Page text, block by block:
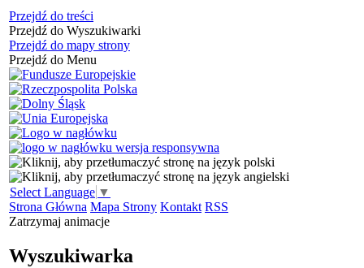
Przejdź do treści
Przejdź do Wyszukiwarki
Przejdź do mapy strony
Przejdź do Menu
Select Language ▼
Strona Główna Mapa Strony Kontakt RSS
Zatrzymaj animacje
Wyszukiwarka